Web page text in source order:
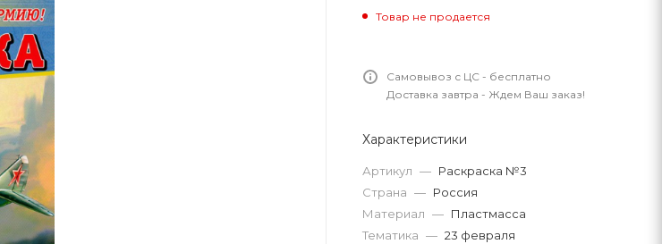
Товар не продается
Самовывоз с ЦС - бесплатно
Доставка завтра - Ждем Ваш заказ!
Характеристики
Артикул — Раскраска №3
Страна — Россия
Материал — Пластмасса
Тематика — 23 февраля